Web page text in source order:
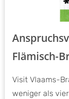
Flämisch-
Visit Vlaams-
weniger als